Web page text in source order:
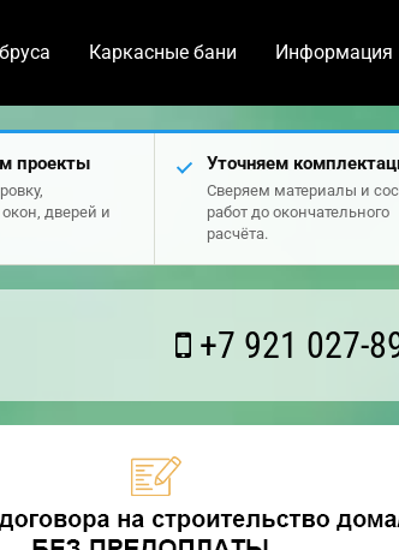
Каркасные бани Информация
проекты
дверей и
Уточняем
Сверяем материалы и
работ до окончательного
расчёта.
+7 921 027-